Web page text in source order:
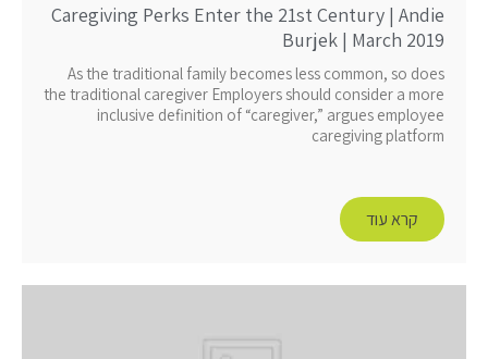
Caregiving Perks Enter the 21st Century | Andie
Burjek | March 2019
As the traditional family becomes less common, so does
the traditional caregiver Employers should consider a more
inclusive definition of “caregiver,” argues employee
caregiving platform
קרא עוד